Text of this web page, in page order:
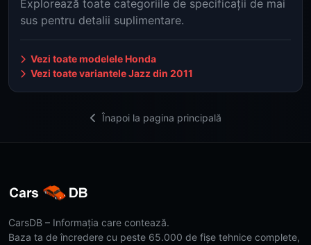
Explorează toate categoriile de specificații de mai
sus pentru detalii suplimentare.
Vezi toate modelele Honda
Vezi toate variantele Jazz din 2011
Înapoi la pagina principală
CarsDB – Informația care contează.
Baza ta de încredere cu peste 65.000 de fișe tehnice complete,